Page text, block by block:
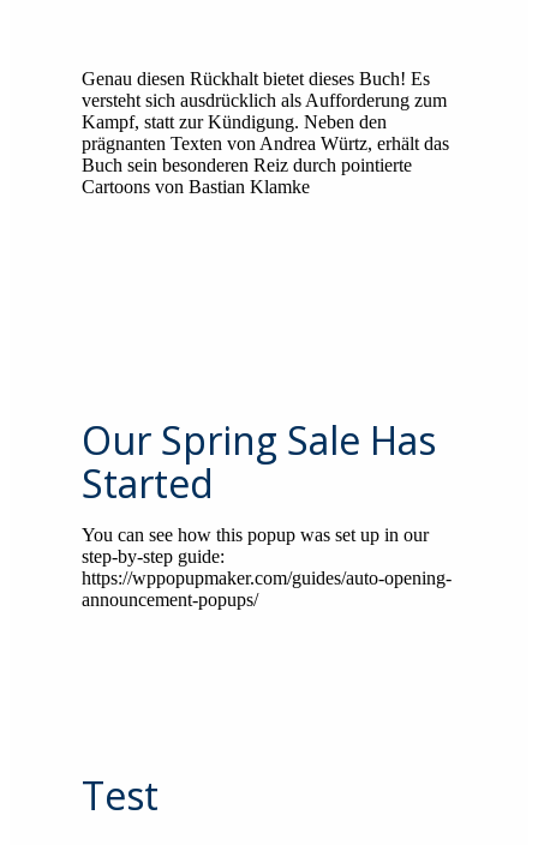
Genau diesen Rückhalt bietet dieses Buch! Es
versteht sich ausdrücklich als Aufforderung zum
Kampf, statt zur Kündigung. Neben den
prägnanten Texten von Andrea Würtz, erhält das
Buch sein besonderen Reiz durch pointierte
Cartoons von Bastian Klamke
Our Spring Sale Has
Started
You can see how this popup was set up in our
step-by-step guide:
https://wppopupmaker.com/guides/auto-opening-
announcement-popups/
Test